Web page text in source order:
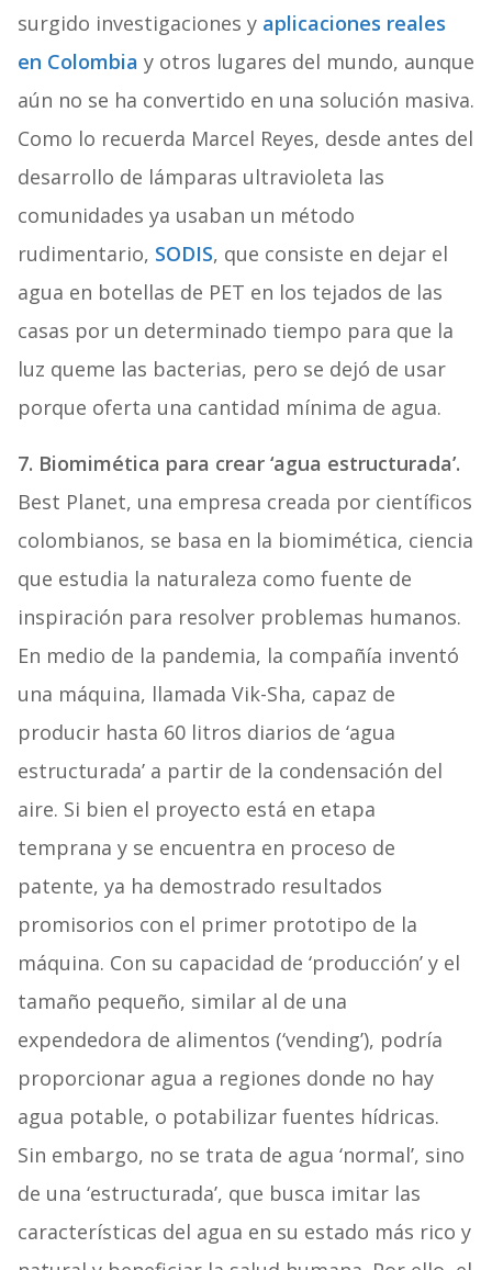
surgido investigaciones y aplicaciones reales
en Colombia y otros lugares del mundo, aunque
aún no se ha convertido en una solución masiva.
Como lo recuerda Marcel Reyes, desde antes del
desarrollo de lámparas ultravioleta las
comunidades ya usaban un método
rudimentario, SODIS, que consiste en dejar el
agua en botellas de PET en los tejados de las
casas por un determinado tiempo para que la
luz queme las bacterias, pero se dejó de usar
porque oferta una cantidad mínima de agua.
7. Biomimética para crear ‘agua estructurada’.
Best Planet, una empresa creada por científicos
colombianos, se basa en la biomimética, ciencia
que estudia la naturaleza como fuente de
inspiración para resolver problemas humanos.
En medio de la pandemia, la compañía inventó
una máquina, llamada Vik-Sha, capaz de
producir hasta 60 litros diarios de ‘agua
estructurada’ a partir de la condensación del
aire. Si bien el proyecto está en etapa
temprana y se encuentra en proceso de
patente, ya ha demostrado resultados
promisorios con el primer prototipo de la
máquina. Con su capacidad de ‘producción’ y el
tamaño pequeño, similar al de una
expendedora de alimentos (‘vending’), podría
proporcionar agua a regiones donde no hay
agua potable, o potabilizar fuentes hídricas.
Sin embargo, no se trata de agua ‘normal’, sino
de una ‘estructurada’, que busca imitar las
características del agua en su estado más rico y